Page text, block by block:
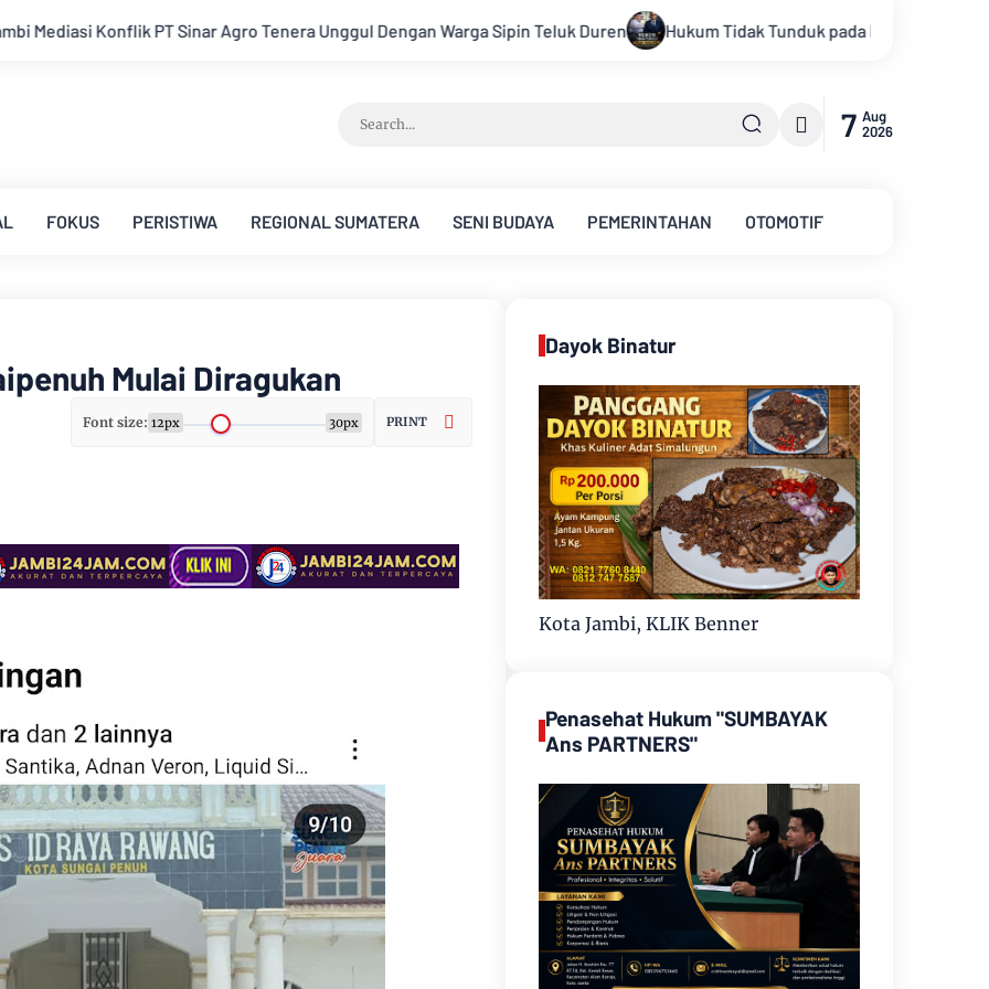
Unggul Dengan Warga Sipin Teluk Duren Hukum Tidak Tunduk pada Persepsi: Kritik Terhadap Monopoli Kebenaran
7 Aug
2026
FOKUS PERISTIWA REGIONAL SUMATERA SENI BUDAYA PEMERINTAHAN OTOMOTIF
Mulai Diragukan
Font size: 12px 30px PRINT
Dayok Binatur
Kota Jambi, KLIK Benner
Penasehat Hukum "SUMBAYAK
Ans PARTNERS"